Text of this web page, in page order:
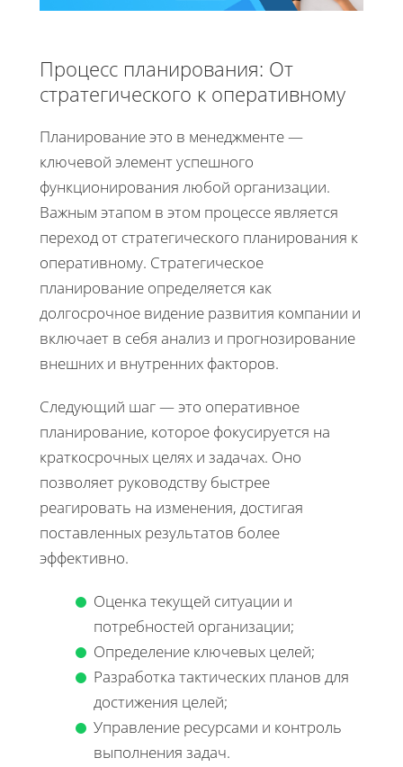
Процесс планирования: От
стратегического к оперативному
Планирование это в менеджменте —
ключевой элемент успешного
функционирования любой организации.
Важным этапом в этом процессе является
переход от стратегического планирования к
оперативному. Стратегическое
планирование определяется как
долгосрочное видение развития компании и
включает в себя анализ и прогнозирование
внешних и внутренних факторов.
Следующий шаг — это оперативное
планирование, которое фокусируется на
краткосрочных целях и задачах. Оно
позволяет руководству быстрее
реагировать на изменения, достигая
поставленных результатов более
эффективно.
Оценка текущей ситуации и
потребностей организации;
Определение ключевых целей;
Разработка тактических планов для
достижения целей;
Управление ресурсами и контроль
выполнения задач.